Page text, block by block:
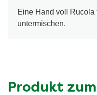
Eine Hand voll Rucola
untermischen.
Produkt